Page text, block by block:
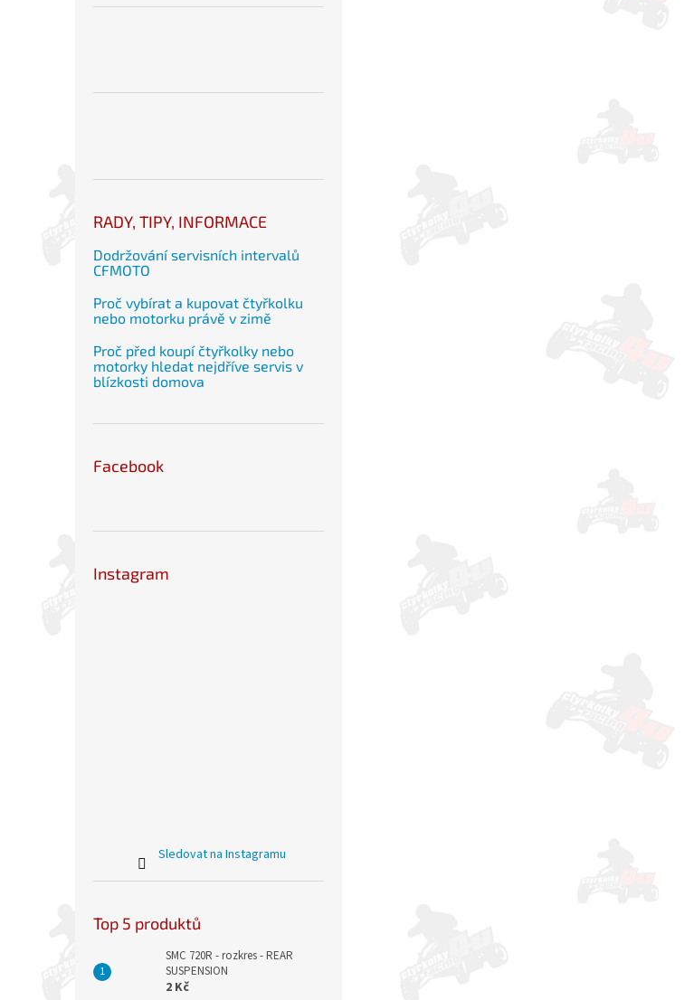
RADY, TIPY, INFORMACE
Dodržování servisních intervalů
CFMOTO
Proč vybírat a kupovat čtyřkolku
nebo motorku právě v zimě
Proč před koupí čtyřkolky nebo
motorky hledat nejdříve servis v
blízkosti domova
Facebook
Instagram
Sledovat na Instagramu
Top 5 produktů
SMC 720R - rozkres - REAR
SUSPENSION
2 Kč